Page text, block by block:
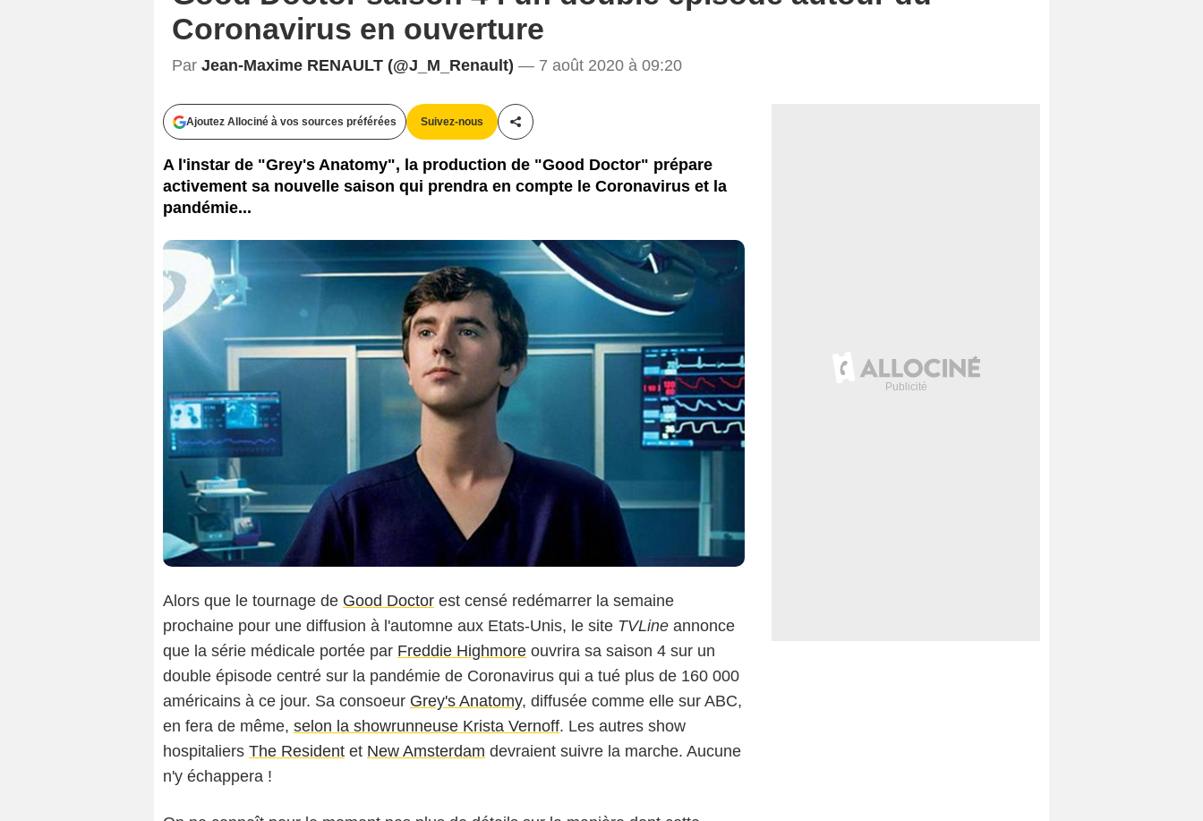
Coronavirus en ouverture
Par Jean-Maxime RENAULT (@J_M_Renault) — 7 août 2020 à 09:20
Ajoutez Allociné à vos sources préférées Suivez-nous
Partager cet article
A l'instar de "Grey's Anatomy", la production de "Good Doctor" prépare
activement sa nouvelle saison qui prendra en compte le Coronavirus et la
pandémie...
Alors que le tournage de Good Doctor est censé redémarrer la semaine
prochaine pour une diffusion à l'automne aux Etats-Unis, le site TVLine annonce
que la série médicale portée par Freddie Highmore ouvrira sa saison 4 sur un
double épisode centré sur la pandémie de Coronavirus qui a tué plus de 160 000
américains à ce jour. Sa consoeur Grey's Anatomy, diffusée comme elle sur ABC,
en fera de même, selon la showrunneuse Krista Vernoff. Les autres show
hospitaliers The Resident et New Amsterdam devraient suivre la marche. Aucune
n'y échappera !